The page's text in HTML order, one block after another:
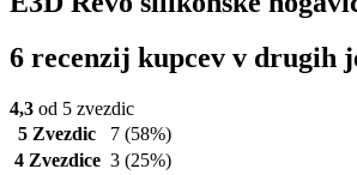
6 recenzij kupcev v drugih
4,3 od 5 zvezdic
5 Zvezdic
7 (58%)
4 Zvezdice 3 (25%)